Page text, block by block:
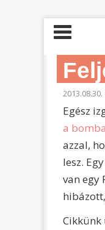
2013.08.30.
Egész
a bomba
azzal,
lesz.
van egy
Cikkünk